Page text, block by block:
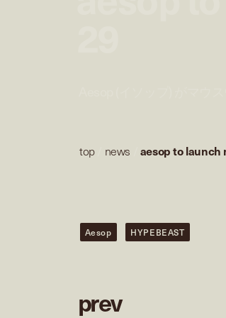
top/ news aesop to launch
Aesop HYPEBEAST
prev